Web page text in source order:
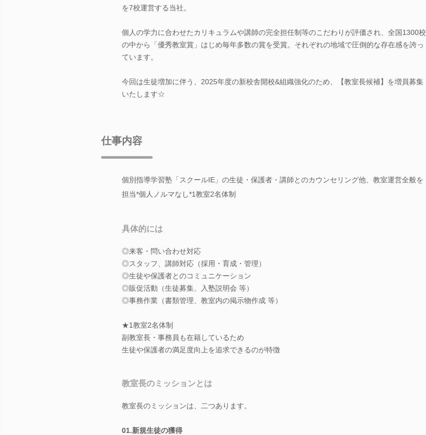
を7校運営する当社。
個人の学力に合わせたカリキュラムや講師の完全担任制等のこだわりが評価され、全国1300校
の中から「優秀教室賞」はじめ毎年多数の賞を受賞。それぞれの地域で圧倒的な存在感を誇っ
ています。
今回は生徒増加に伴う、2025年度の新校舎開校&組織強化のため、【教室長候補】を増員募集
いたします☆
仕事内容
個別指導学習塾「スクールIE」の生徒・保護者・講師とのカウンセリング他、教室運営全般を
担当*個人ノルマなし*1教室2名体制
具体的には
◎来客・問い合わせ対応
◎スタッフ、講師対応（採用・育成・管理）
◎生徒や保護者とのコミュニケーション
◎販促活動（生徒募集、入塾説明会 等）
◎事務作業（書類管理、教室内の掲示物作成 等）
★1教室2名体制
副教室長・事務員も在籍しているため
生徒や保護者の満足度向上を追求できるのが特徴
教室長のミッションとは
教室長のミッションは、二つあります。
01.新規生徒の獲得